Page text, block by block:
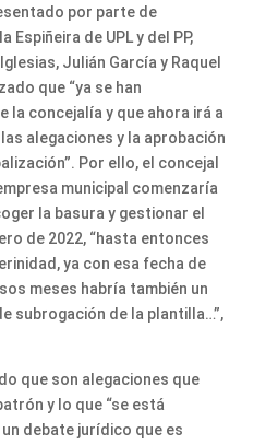
por parte de
Espiñeira de UPL y del PP,
Julián García y Raquel
que “ya se han
la concejalía y que ahora irá a
alegaciones y la aprobación
Por ello, el concejal
municipal comenzaría
la basura y gestionar el
de 2022, “hasta entonces
ya con esa fecha de
meses habría también un
subrogación de la plantilla…”,
que son alegaciones que
y lo que “se está
debate jurídico que es